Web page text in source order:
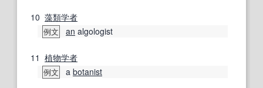
10 藻類学者
例文 an algologist
11 植物学者
例文 a botanist